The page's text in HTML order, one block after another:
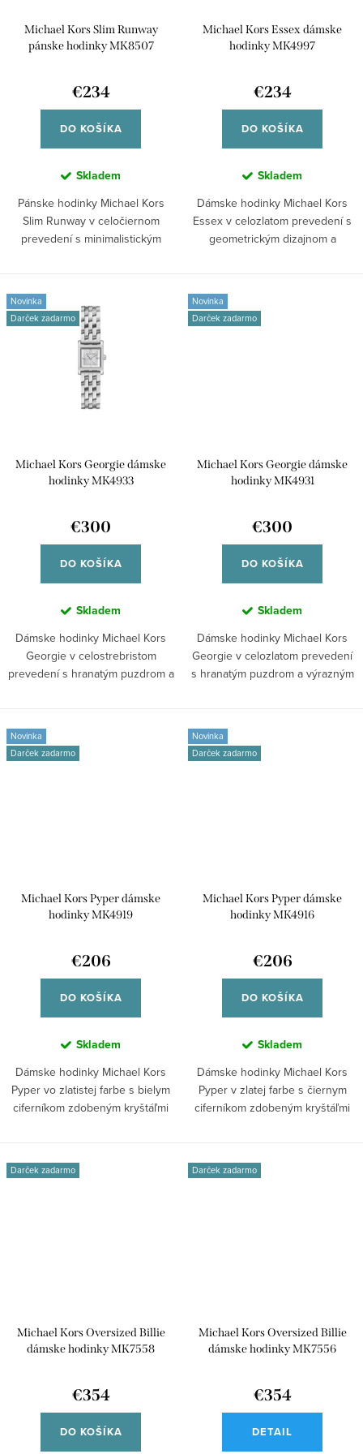
v
Michael Kors Slim Runway
pánske hodinky MK8507
€234
DO KOŠÍKA
Skladem
Pánske hodinky Michael Kors
Slim Runway v celočiernom
prevedení s minimalistickým
Michael Kors Essex dámske
hodinky MK4997
€234
DO KOŠÍKA
Skladem
Dámske hodinky Michael Kors
Essex v celozlatom prevedení s
geometrickým dizajnom a
Novinka
Darček zadarmo
Michael Kors Georgie dámske
hodinky MK4933
€300
DO KOŠÍKA
Skladem
Dámske hodinky Michael Kors
Georgie v celostrebristom
prevedení s hranatým puzdrom a
Novinka
Darček zadarmo
Michael Kors Georgie dámske
hodinky MK4931
€300
DO KOŠÍKA
Skladem
Dámske hodinky Michael Kors
Georgie v celozlatom prevedení
s hranatým puzdrom a výrazným
Novinka
Darček zadarmo
Michael Kors Pyper dámske
hodinky MK4919
€206
DO KOŠÍKA
Skladem
Dámske hodinky Michael Kors
Pyper vo zlatistej farbe s bielym
ciferníkom zdobeným kryštáľmi
Novinka
Darček zadarmo
Michael Kors Pyper dámske
hodinky MK4916
€206
DO KOŠÍKA
Skladem
Dámske hodinky Michael Kors
Pyper v zlatej farbe s čiernym
ciferníkom zdobeným kryštáľmi
Darček zadarmo
Michael Kors Oversized Billie
dámske hodinky MK7558
€354
DO KOŠÍKA
Darček zadarmo
Michael Kors Oversized Billie
dámske hodinky MK7556
€354
DETAIL